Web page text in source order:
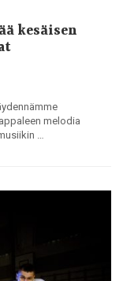
kesäisen
melodia
…